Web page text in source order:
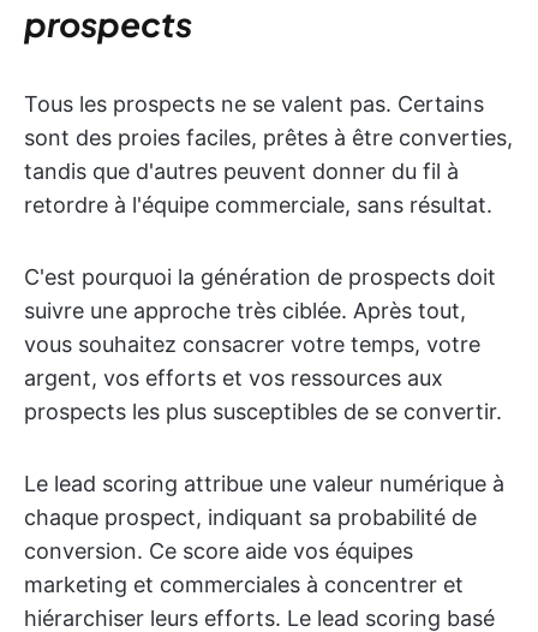
prospects
Tous les prospects ne se valent pas. Certains
sont des proies faciles, prêtes à être converties,
tandis que d'autres peuvent donner du fil à
retordre à l'équipe commerciale, sans résultat.
C'est pourquoi la génération de prospects doit
suivre une approche très ciblée. Après tout,
vous souhaitez consacrer votre temps, votre
argent, vos efforts et vos ressources aux
prospects les plus susceptibles de se convertir.
Le lead scoring attribue une valeur numérique à
chaque prospect, indiquant sa probabilité de
conversion. Ce score aide vos équipes
marketing et commerciales à concentrer et
hiérarchiser leurs efforts. Le lead scoring basé